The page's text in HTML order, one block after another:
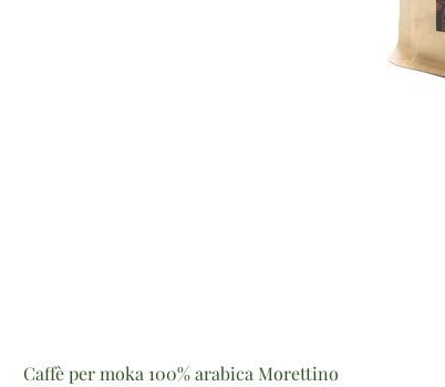
Caffè per moka 100% arabica Morettino